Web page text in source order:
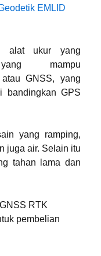
EMLID
alat ukur yang
mampu
GNSS, yang
bandingkan GPS
yang ramping,
juga air. Selain itu
tahan lama dan
RTK
pembelian